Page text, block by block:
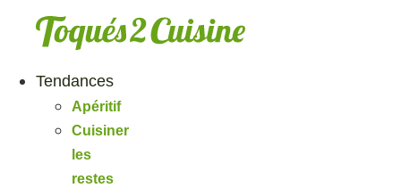
Tendances
Apéritif
Cuisiner
les
restes